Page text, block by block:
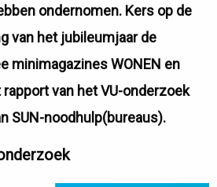
ondernomen. Kers op de
van het jubileumjaar de
minimagazines WONEN en
rapport van het VU-onderzoek
SUN-noodhulp(bureaus).